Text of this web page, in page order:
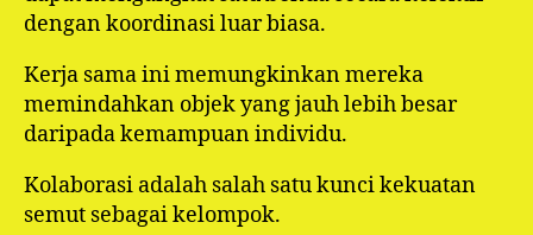
dengan koordinasi luar biasa.
Kerja sama ini memungkinkan mereka
memindahkan objek yang jauh lebih besar
daripada kemampuan individu.
Kolaborasi adalah salah satu kunci kekuatan
semut sebagai kelompok.